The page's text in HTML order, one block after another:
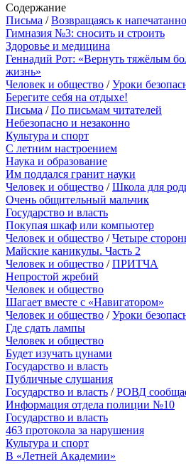
Содержание
Письма /Возвращаясь к
Гимназия №3: сносить и строить
Здоровье и медицина
Геннадий Рот: «Вернуть тяжёлым
жизнь»
Человек и общество /Уроки
Берегите себя на отдыхе!
Письма /По письмам читателей
Небезопасно и незаконно
Культура и спорт
С летним настроением
Наука и образование
Им поддался гранит науки
Человек и общество /Школа для
Очень общительный мальчик
Государство и власть
Покупая шкаф или компьютер
Человек и общество /Четыре
Майские каникулы. Часть 2
Человек и общество /ПРИТЧА
Непростой жребий
Человек и общество
Шагает вместе с «Навигатором»
Человек и общество /Уроки
Где сдать лампы
Человек и общество
Будет изучать цунами
Государство и власть
Публичные слушания
Государство и власть /РОВД
Информация отдела полиции №10
Государство и власть
463 протокола за нарушения
Культура и спорт
В «Летней Академии»